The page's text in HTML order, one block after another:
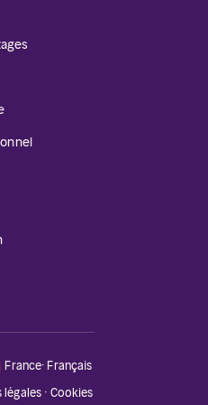
France·Français
légales · Cookies